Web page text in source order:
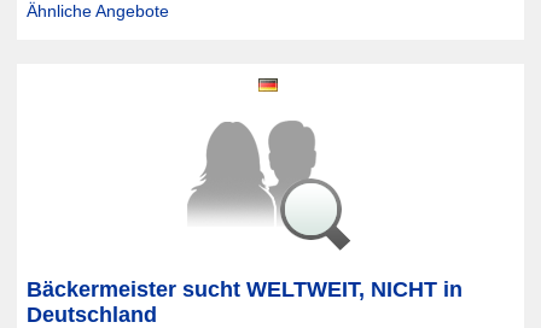
Ähnliche Angebote
Bäckermeister sucht WELTWEIT, NICHT in
Deutschland